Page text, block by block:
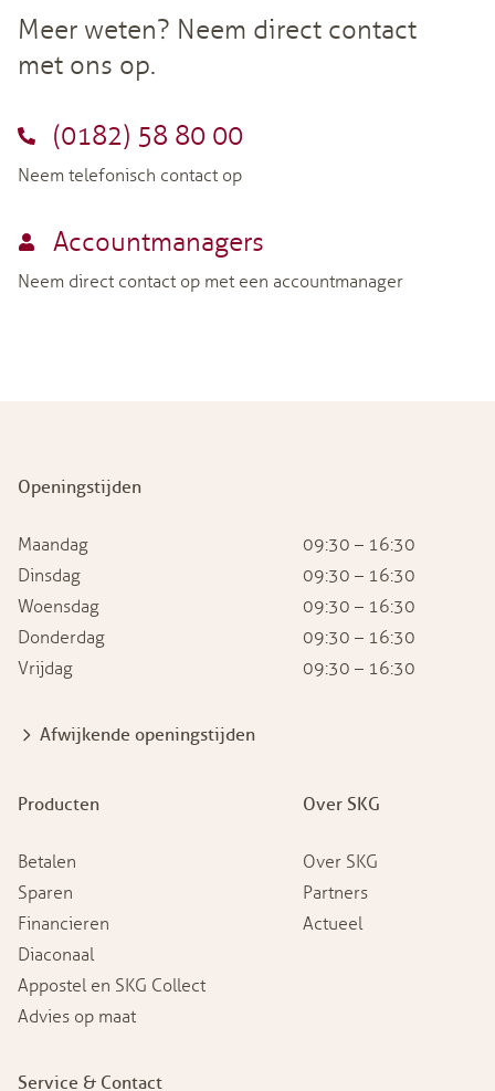
Meer weten? Neem direct contact
met ons op.
(0182) 58 80 00
Neem telefonisch contact op
Accountmanagers
Neem direct contact op met een accountmanager
Producten
Betalen
Sparen
Financieren
Diaconaal
Appostel en SKG Collect
Advies op maat
Over SKG
Over SKG
Partners
Actueel
Service & Contact
Openingstijden
Maandag
09:30 – 16:30
Dinsdag
09:30 – 16:30
Woensdag
09:30 – 16:30
Donderdag
09:30 – 16:30
Vrijdag
09:30 – 16:30
Afwijkende openingstijden